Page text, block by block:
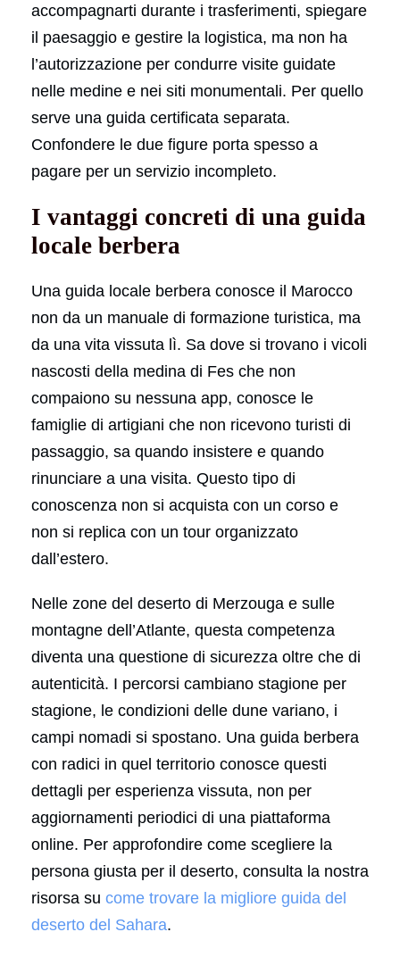
accompagnarti durante i trasferimenti, spiegare
il paesaggio e gestire la logistica, ma non ha
l’autorizzazione per condurre visite guidate
nelle medine e nei siti monumentali. Per quello
serve una guida certificata separata.
Confondere le due figure porta spesso a
pagare per un servizio incompleto.
I vantaggi concreti di una guida
locale berbera
Una guida locale berbera conosce il Marocco
non da un manuale di formazione turistica, ma
da una vita vissuta lì. Sa dove si trovano i vicoli
nascosti della medina di Fes che non
compaiono su nessuna app, conosce le
famiglie di artigiani che non ricevono turisti di
passaggio, sa quando insistere e quando
rinunciare a una visita. Questo tipo di
conoscenza non si acquista con un corso e
non si replica con un tour organizzato
dall’estero.
Nelle zone del deserto di Merzouga e sulle
montagne dell’Atlante, questa competenza
diventa una questione di sicurezza oltre che di
autenticità. I percorsi cambiano stagione per
stagione, le condizioni delle dune variano, i
campi nomadi si spostano. Una guida berbera
con radici in quel territorio conosce questi
dettagli per esperienza vissuta, non per
aggiornamenti periodici di una piattaforma
online. Per approfondire come scegliere la
persona giusta per il deserto, consulta la nostra
risorsa su come trovare la migliore guida del
deserto del Sahara.